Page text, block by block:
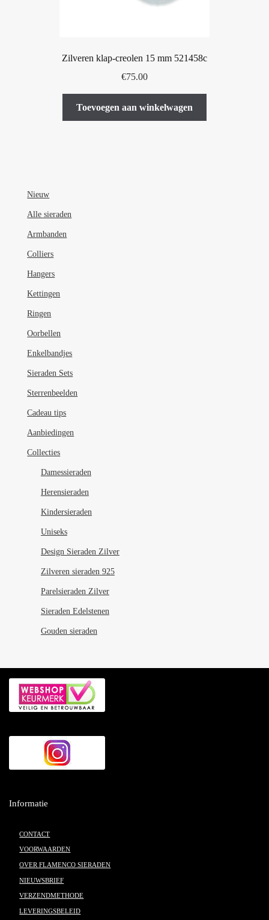
Zilveren klap-creolen 15 mm 521458c
€75.00
Toevoegen aan winkelwagen
Nieuw
Alle sieraden
Armbanden
Colliers
Hangers
Kettingen
Ringen
Oorbellen
Enkelbandjes
Sieraden Sets
Sterrenbeelden
Cadeau tips
Aanbiedingen
Collecties
Damessieraden
Herensieraden
Kindersieraden
Uniseks
Design Sieraden Zilver
Zilveren sieraden 925
Parelsieraden Zilver
Sieraden Edelstenen
Gouden sieraden
Informatie
CONTACT
VOORWAARDEN
OVER FLAMENCO SIERADEN
NIEUWSBRIEF
VERZENDMETHODE
LEVERINGSBELEID